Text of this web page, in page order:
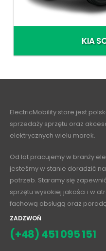
KIA
ElectricMobility.store jest
sprzedaży sprzętu oraz
elektrycznych wielu marek.
Od lat pracujemy w branży
jesteśmy w stanie doradzić
potrzeb. Staramy się
sprzętu wysokiej jakości i w
fachową obsługą oraz
ZADZWOŃ
(+48) 451 095 151